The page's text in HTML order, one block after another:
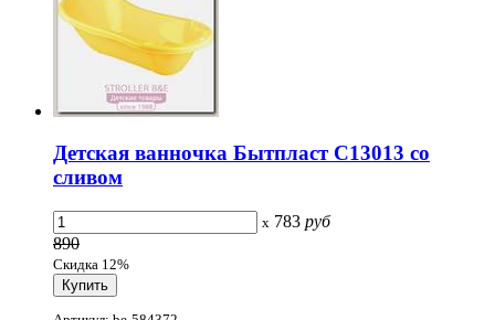
Детская ванночка Бытпласт С13013 со
сливом
x 783 руб
890
Скидка 12%